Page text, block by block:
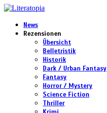
News
Rezensionen
Übersicht
Belletristik
Historik
Dark / Urban Fantasy
Fantasy
Horror / Mystery
Science Fiction
Thriller